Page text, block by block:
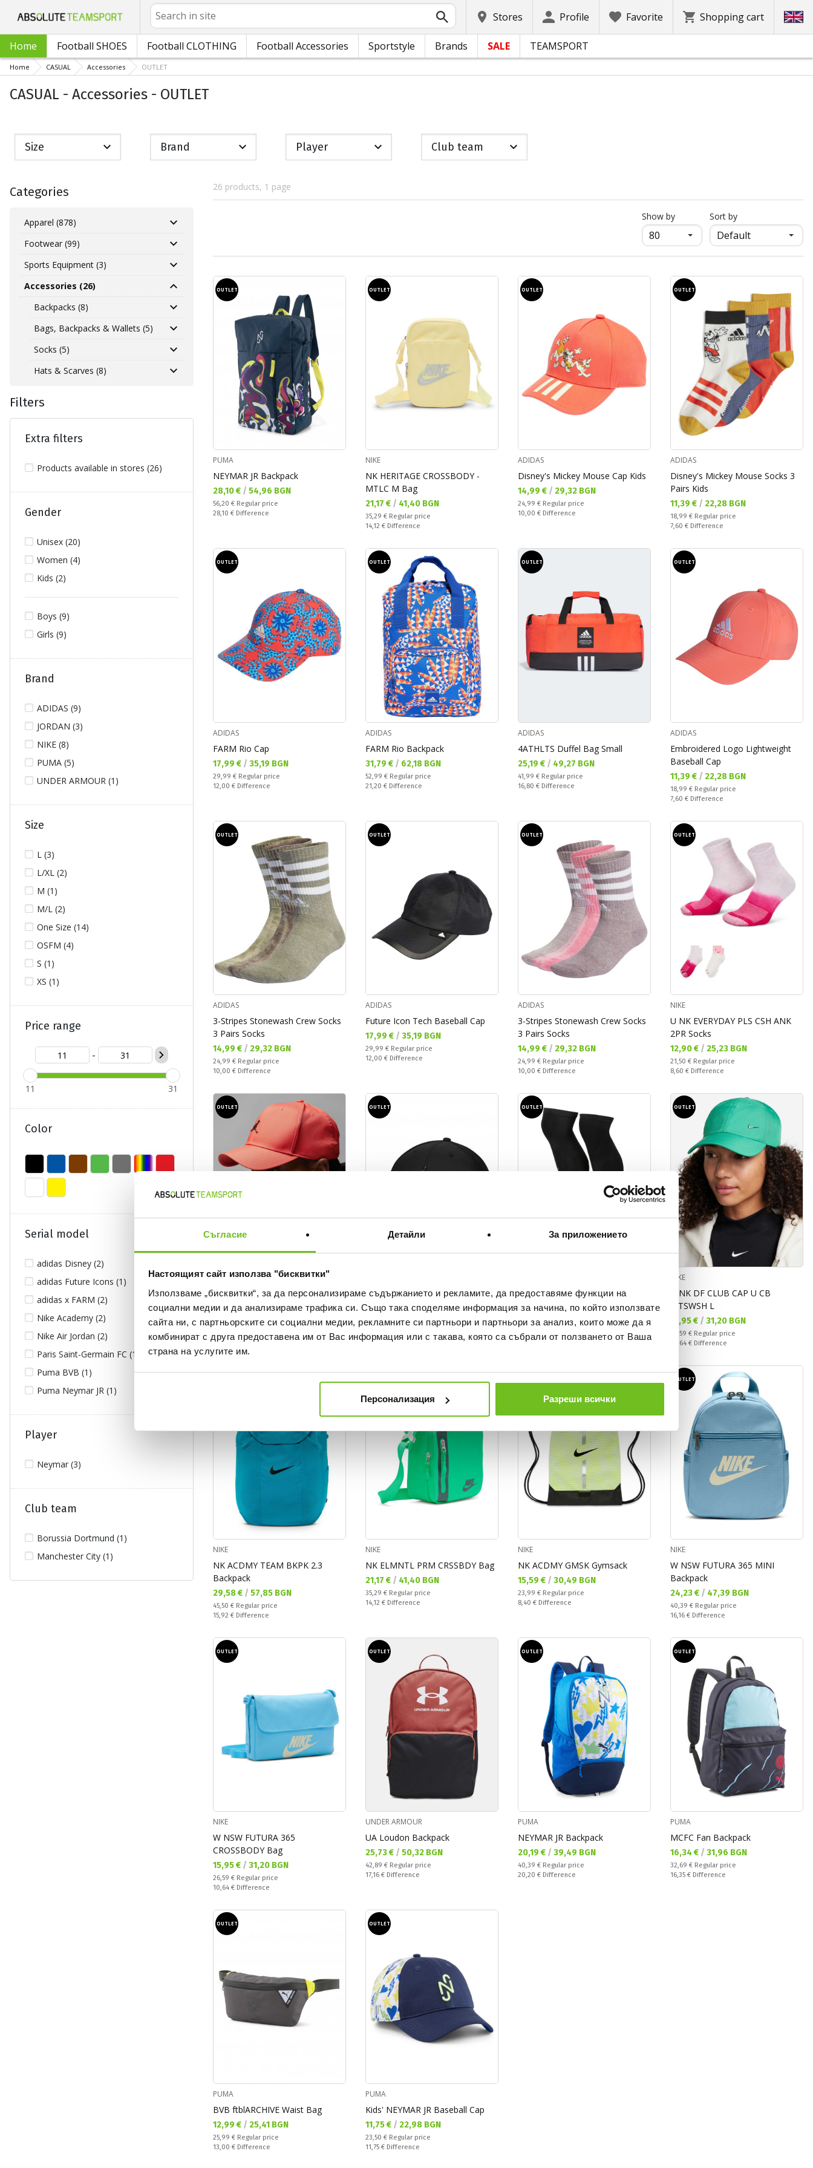
Съгласие Детайли За приложението
Настоящият сайт използва "бисквитки"
Използваме „бисквитки“, за да персонализираме съдържанието и рекламите, да предоставяме функции на
социални медии и да анализираме трафика си. Също така споделяме информация за начина, по който използвате
сайта ни, с партньорските си социални медии, рекламните си партньори и партньори за анализ, които може да я
комбинират с друга предоставена им от Вас информация или с такава, която са събрали от ползването от Ваша
страна на услугите им.
Персонализация Разреши всички
Search
Stores Profile Favorite Shopping cart
Home Football SHOES Football CLOTHING Football Accessories Sportstyle Brands SALE TEAMSPORT
Home CASUAL Accessories OUTLET
CASUAL - Accessories - OUTLET
Size Brand Player Club team
Categories
Apparel (878)
Footwear (99)
Sports Equipment (3)
Accessories (26)
Backpacks (8)
Bags, Backpacks & Wallets (5)
Socks (5)
Hats & Scarves (8)
Filters
Extra filters
Products available in stores (26)
Gender
Unisex (20)
Women (4)
Kids (2)
Boys (9)
Girls (9)
Brand
ADIDAS (9)
JORDAN (3)
NIKE (8)
PUMA (5)
UNDER ARMOUR (1)
Size
L (3)
L/XL (2)
M (1)
M/L (2)
One Size (14)
OSFM (4)
S (1)
XS (1)
Price range
-
11 31
Color
Serial model
adidas Disney (2)
adidas Future Icons (1)
adidas x FARM (2)
Nike Academy (2)
Nike Air Jordan (2)
Paris Saint-Germain FC (1)
Puma BVB (1)
Puma Neymar JR (1)
Player
Neymar (3)
Club team
Borussia Dortmund (1)
Manchester City (1)
26 products, 1 page
Show byпродукти на страница
Sort by
OUTLET
PUMA
NEYMAR JR Backpack
Текуща цена:
28,10 € / 54,96 BGN
Regular price:
56,20 € Regular price
Спестявате:
28,10 € Difference
OUTLET
NIKE
NK HERITAGE CROSSBODY -
MTLC M Bag
Текуща цена:
21,17 € / 41,40 BGN
Regular price:
35,29 € Regular price
Спестявате:
14,12 € Difference
OUTLET
ADIDAS
Disney's Mickey Mouse Cap Kids
Текуща цена:
14,99 € / 29,32 BGN
Regular price:
24,99 € Regular price
Спестявате:
10,00 € Difference
OUTLET
ADIDAS
Disney's Mickey Mouse Socks 3
Pairs Kids
Текуща цена:
11,39 € / 22,28 BGN
Regular price:
18,99 € Regular price
Спестявате:
7,60 € Difference
OUTLET
ADIDAS
FARM Rio Cap
Текуща цена:
17,99 € / 35,19 BGN
Regular price:
29,99 € Regular price
Спестявате:
12,00 € Difference
OUTLET
ADIDAS
FARM Rio Backpack
Текуща цена:
31,79 € / 62,18 BGN
Regular price:
52,99 € Regular price
Спестявате:
21,20 € Difference
OUTLET
ADIDAS
4ATHLTS Duffel Bag Small
Текуща цена:
25,19 € / 49,27 BGN
Regular price:
41,99 € Regular price
Спестявате:
16,80 € Difference
OUTLET
ADIDAS
Embroidered Logo Lightweight
Baseball Cap
Текуща цена:
11,39 € / 22,28 BGN
Regular price:
18,99 € Regular price
Спестявате:
7,60 € Difference
OUTLET
ADIDAS
3-Stripes Stonewash Crew Socks
3 Pairs Socks
Текуща цена:
14,99 € / 29,32 BGN
Regular price:
24,99 € Regular price
Спестявате:
10,00 € Difference
OUTLET
ADIDAS
Future Icon Tech Baseball Cap
Текуща цена:
17,99 € / 35,19 BGN
Regular price:
29,99 € Regular price
Спестявате:
12,00 € Difference
OUTLET
ADIDAS
3-Stripes Stonewash Crew Socks
3 Pairs Socks
Текуща цена:
14,99 € / 29,32 BGN
Regular price:
24,99 € Regular price
Спестявате:
10,00 € Difference
OUTLET
NIKE
U NK EVERYDAY PLS CSH ANK
2PR Socks
Текуща цена:
12,90 € / 25,23 BGN
Regular price:
21,50 € Regular price
Спестявате:
8,60 € Difference
OUTLET
JORDAN
J RISE CAP S CB MTL JM
Текуща цена:
21,17 €/ 41,40 BGN
Regular price:
35,29 €Regular price
Спестявате:
OUTLET
J RISE CAP S CB MTL JM
Текуща цена:
22,94 €/44,87 BGN
Regular price:
35,29 €Regular price
OUTLET
PSG U NK STRIKE KH 3RGK
Socks
Текуща цена:
12,90 €/25,23 BGN
Regular price:
21,50 € Regular price
Спестявате:
8,60 €
OUTLET
NIKE
U NK DF CLUB CAP U CB
MTSWSH L
Текуща цена:
15,95 € / 31,20 BGN
Regular price:
26,59 € Regular price
Спестявате:
10,64 € Difference
NIKE
NK ACDMY TEAM BKPK 2.3
Backpack
Текуща цена:
29,58 € / 57,85 BGN
Regular price:
45,50 € Regular price
Спестявате:
15,92 € Difference
NIKE
NK ELMNTL PRM CRSSBDY Bag
Текуща цена:
21,17 € / 41,40 BGN
Regular price:
35,29 € Regular price
Спестявате:
14,12 € Difference
NIKE
NK ACDMY GMSK Gymsack
Текуща цена:
15,59 € / 30,49 BGN
Regular price:
23,99 € Regular price
Спестявате:
8,40 € Difference
OUTLET
NIKE
W NSW FUTURA 365 MINI
Backpack
Текуща цена:
24,23 € / 47,39 BGN
Regular price:
40,39 € Regular price
Спестявате:
16,16 € Difference
OUTLET
NIKE
W NSW FUTURA 365
CROSSBODY Bag
Текуща цена:
15,95 € / 31,20 BGN
Regular price:
26,59 € Regular price
Спестявате:
10,64 € Difference
OUTLET
UNDER ARMOUR
UA Loudon Backpack
Текуща цена:
25,73 € / 50,32 BGN
Regular price:
42,89 € Regular price
Спестявате:
17,16 € Difference
OUTLET
PUMA
NEYMAR JR Backpack
Текуща цена:
20,19 € / 39,49 BGN
Regular price:
40,39 € Regular price
Спестявате:
20,20 € Difference
OUTLET
PUMA
MCFC Fan Backpack
Текуща цена:
16,34 € / 31,96 BGN
Regular price:
32,69 € Regular price
Спестявате:
16,35 € Difference
OUTLET
PUMA
BVB ftblARCHIVE Waist Bag
Текуща цена:
12,99 € / 25,41 BGN
Regular price:
25,99 € Regular price
Спестявате:
13,00 € Difference
OUTLET
PUMA
Kids' NEYMAR JR Baseball Cap
Текуща цена:
11,75 € / 22,98 BGN
Regular price:
23,50 € Regular price
Спестявате:
11,75 € Difference